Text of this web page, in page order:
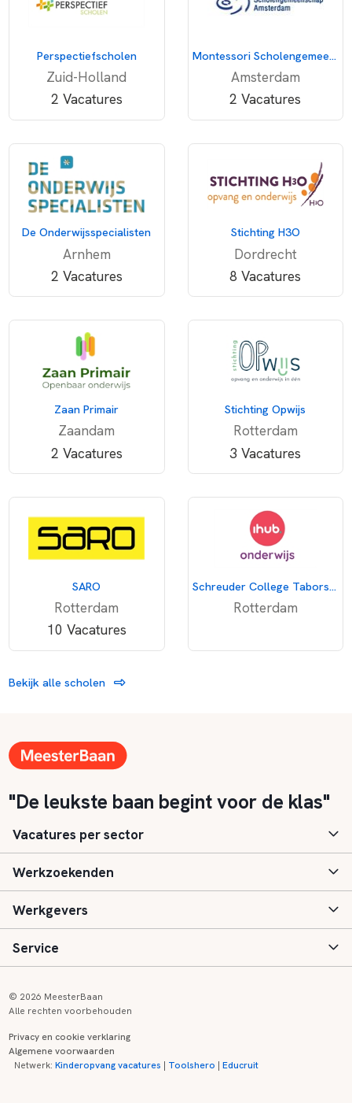
Perspectiefscholen
Zuid-Holland
2 Vacatures
Montessori Scholengemeenschap Amsterdam
Amsterdam
2 Vacatures
De Onderwijsspecialisten
Arnhem
2 Vacatures
Stichting H3O
Dordrecht
8 Vacatures
Zaan Primair
Zaandam
2 Vacatures
Stichting Opwijs
Rotterdam
3 Vacatures
SARO
Rotterdam
10 Vacatures
Schreuder College Taborstraat
Rotterdam
Bekijk alle scholen
"De leukste baan begint voor de klas"
Vacatures per sector
Basisonderwijs
Speciaal (basis) onderwijs
Voortgezet onderwijs
Kinderopvang
Werkzoekenden
Aanmelden
Vacatures
Zij-instroom informatie
Werkgevers
Inloggen
Registreren
Service
Onderwijs links
© 2026 MeesterBaan
Alle rechten voorbehouden
Privacy en cookie verklaring
Algemene voorwaarden
Netwerk:Kinderopvang vacatures | Toolshero |Educruit